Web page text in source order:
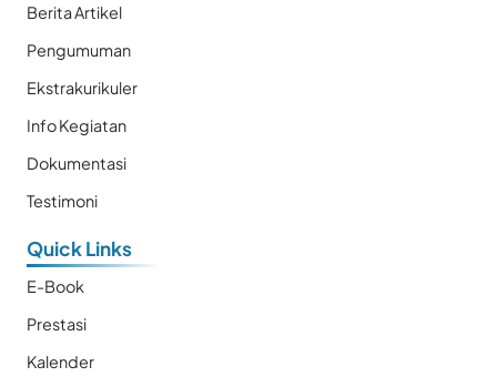
Berita Artikel
Pengumuman
Ekstrakurikuler
Info Kegiatan
Dokumentasi
Testimoni
Quick Links
E-Book
Prestasi
Kalender